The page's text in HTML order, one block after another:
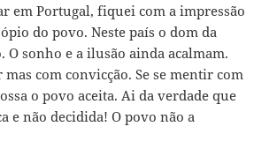
em Portugal, fiquei com a impressão
do povo. Neste país o dom da
O sonho e a ilusão ainda acalmam.
com convicção. Se se mentir com
o povo aceita. Ai da verdade que
e não decidida! O povo não a